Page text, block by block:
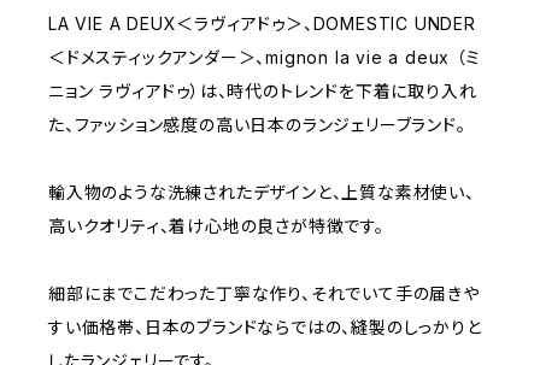
LA VIE A DEUX＜ラヴィアドゥ＞、DOMESTIC UNDER
＜ドメスティックアンダー＞、mignon la vie a deux （ミ
ニョン ラヴィアドゥ）は、時代のトレンドを下着に取り入れ
た、ファッション感度の高い日本のランジェリーブランド。
輸入物のような洗練されたデザインと、上質な素材使い、
高いクオリティ、着け心地の良さが特徴です。
細部にまでこだわった丁寧な作り、それでいて手の届きや
すい価格帯、日本のブランドならではの、縫製のしっかりと
したランジェリーです。